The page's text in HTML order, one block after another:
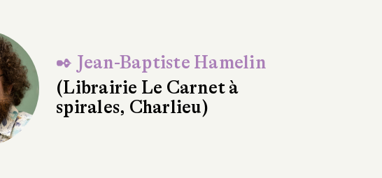
✒ Jean-Baptiste Hamelin
(Librairie Le Carnet à
spirales, Charlieu)